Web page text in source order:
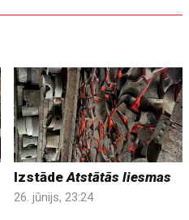
IzstādeAtstātās liesmas
26. jūnijs, 23:24